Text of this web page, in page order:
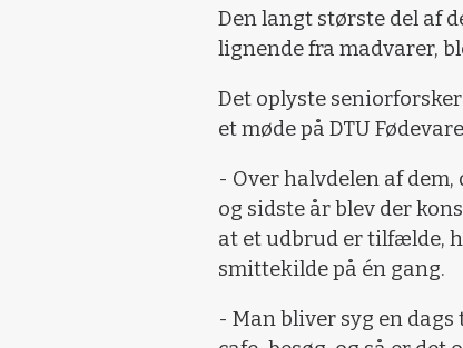
Den langt største del af
lignende fra madvarer,
Det oplyste
et møde på DTU
- Over halvdelen af
og sidste år blev der
at et udbrud er tilfælde,
smittekilde på én gang.
- Man bliver syg en